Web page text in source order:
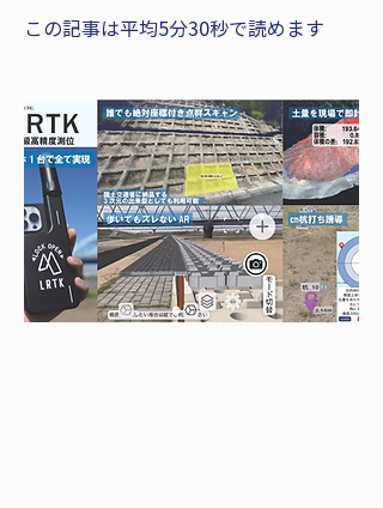
この記事は平均5分30秒で読めます